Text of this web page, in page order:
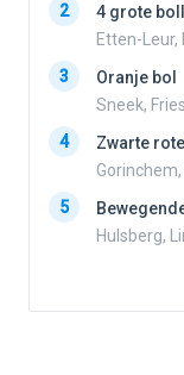
2
4 grote
Etten-
3
Oranje bol
Sneek,
4
Zwarte
5
Hulsberg,